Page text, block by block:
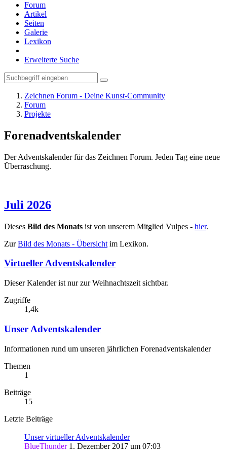
Forum
Artikel
Seiten
Galerie
Lexikon
Erweiterte Suche
Zeichnen Forum - Deine Kunst-Community
Forum
Projekte
Forenadventskalender
Der Adventskalender für das Zeichnen Forum. Jeden Tag eine neue
Überraschung.
Juli 2026
Dieses Bild des Monats ist von unserem Mitglied Vulpes - hier.
ZurBild des Monats - Übersicht im Lexikon.
Virtueller Adventskalender
Dieser Kalender ist nur zur Weihnachtszeit sichtbar.
Zugriffe
1,4k
Unser Adventskalender
Informationen rund um unseren jährlichen Forenadventskalender
Themen
1
Beiträge
15
Letzte Beiträge
Unser virtueller Adventskalender
BlueThunder 1. Dezember 2017 um 07:03